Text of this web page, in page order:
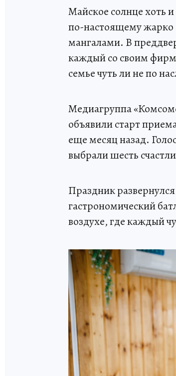
Майское солнце хоть
по-настоящему жарко
мангалами. В
каждый со своим
семье чуть ли не по
Медиагруппа
объявили старт
еще месяц назад.
выбрали шесть
Праздник
гастрономический
воздухе, где каждый